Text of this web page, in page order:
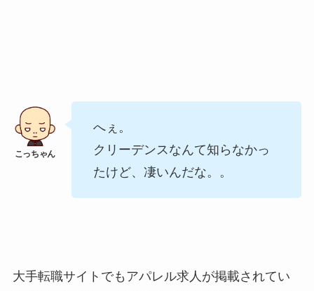
へぇ。
クリーデンスなんて知らなかっ
たけど、凄いんだな。。
大手転職サイトでもアパレル求人が掲載されてい